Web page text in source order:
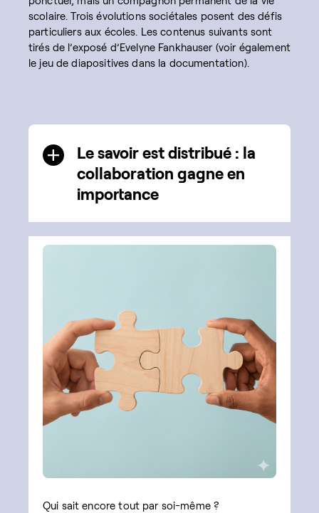
scolaire. Trois évolutions sociétales posent des défis
particuliers aux écoles. Les contenus suivants sont
tirés de l’exposé d’Evelyne Fankhauser (voir également
le jeu de diapositives dans la documentation).
Le savoir est distribué : la
collaboration gagne en
importance
Qui sait encore tout par soi-même ?